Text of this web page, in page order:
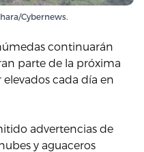
Cybernews.
continuarán
parte de la próxima
cada día en
advertencias de
y aguaceros